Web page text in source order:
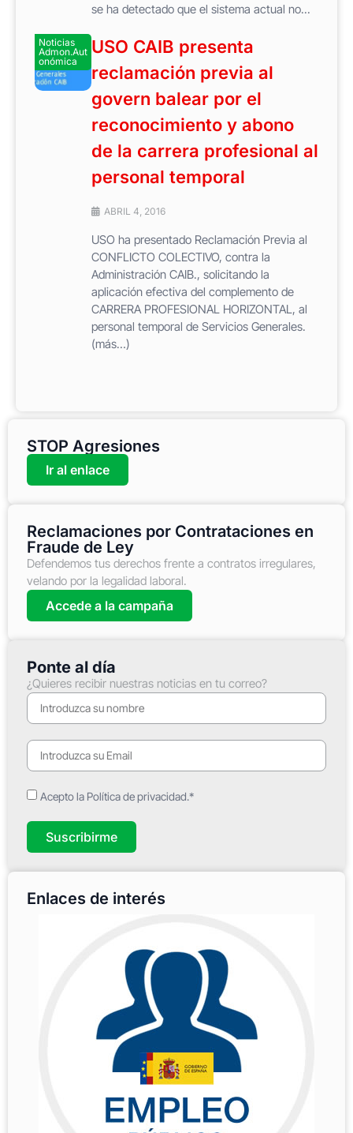
se ha detectado que el sistema actual no...
Noticias
Admon.Aut
onómica
USO CAIB presenta
reclamación previa al
govern balear por el
reconocimiento y abono
de la carrera profesional al
personal temporal
ABRIL 4, 2016
USO ha presentado Reclamación Previa al
CONFLICTO COLECTIVO, contra la
Administración CAIB., solicitando la
aplicación efectiva del complemento de
CARRERA PROFESIONAL HORIZONTAL, al
personal temporal de Servicios Generales.
(más…)
STOP Agresiones
Ir al enlace
Reclamaciones por Contrataciones en
Fraude de Ley
Defendemos tus derechos frente a contratos irregulares,
velando por la legalidad laboral.
Accede a la campaña
Ponte al día
¿Quieres recibir nuestras noticias en tu correo?
Acepto la Política de privacidad.*
Suscribirme
Enlaces de interés